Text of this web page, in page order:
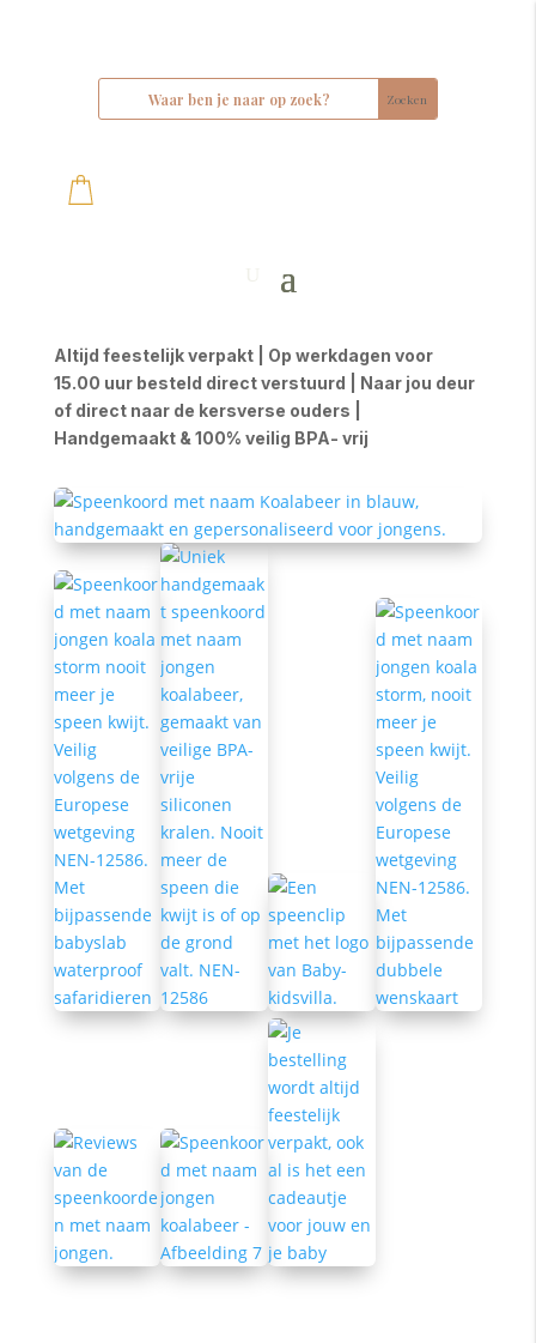
Altijd feestelijk verpakt | Op werkdagen voor
15.00 uur besteld direct verstuurd | Naar jou deur
of direct naar de kersverse ouders |
Handgemaakt & 100% veilig BPA- vrij